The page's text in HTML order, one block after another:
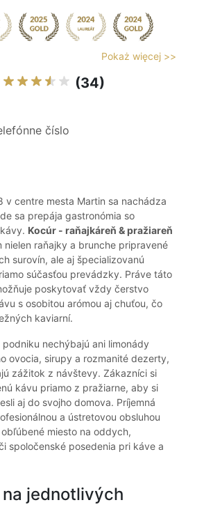
Pokaż więcej >>
(34)
číslo
v centre mesta Martin sa nachádza
sa prepája gastronómia so
Kocúr - raňajkáreň & pražiareň
nielen raňajky a brunche pripravené
surovín, ale aj špecializovanú
súčasťou prevádzky. Práve táto
poskytovať vždy čerstvo
s osobitou arómou aj chuťou, čo
kaviarní.
nechýbajú ani limonády
ovocia, sirupy a rozmanité dezerty,
zážitok z návštevy. Zákazníci si
kávu priamo z pražiarne, aby si
aj do svojho domova. Príjemná
a ústretovou obsluhou
miesto na oddych,
spoločenské posedenia pri káve a
jednotlivých